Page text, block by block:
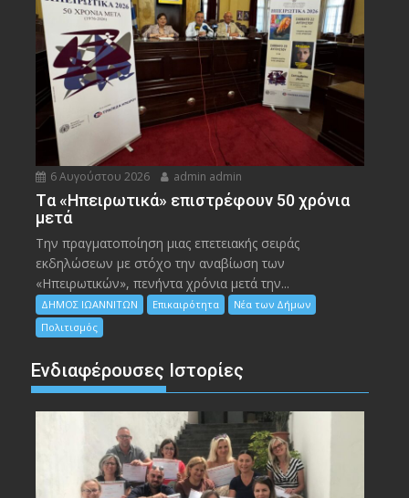
6 Αυγούστου 2026 admin admin
Tα «Ηπειρωτικά» επιστρέφουν 50 χρόνια
μετά
Την πραγματοποίηση μιας επετειακής σειράς
εκδηλώσεων με στόχο την αναβίωση των
«Ηπειρωτικών», πενήντα χρόνια μετά την...
ΔΗΜΟΣ ΙΩΑΝΝΙΤΩΝ Επικαιρότητα
Νέα των Δήμων
Πολιτισμός
Ενδιαφέρουσες Ιστορίες